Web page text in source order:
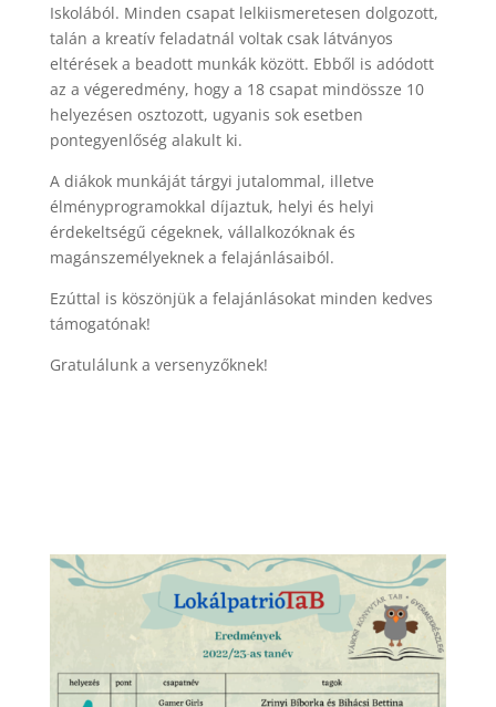
Iskolából. Minden csapat lelkiismeretesen dolgozott,
talán a kreatív feladatnál voltak csak látványos
eltérések a beadott munkák között. Ebből is adódott
az a végeredmény, hogy a 18 csapat mindössze 10
helyezésen osztozott, ugyanis sok esetben
pontegyenlőség alakult ki.
A diákok munkáját tárgyi jutalommal, illetve
élményprogramokkal díjaztuk, helyi és helyi
érdekeltségű cégeknek, vállalkozóknak és
magánszemélyeknek a felajánlásaiból.
Ezúttal is köszönjük a felajánlásokat minden kedves
támogatónak!
Gratulálunk a versenyzőknek!